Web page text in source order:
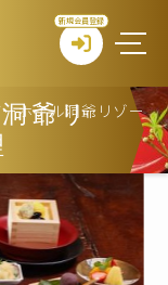
新規会員登録
爺リ
ホテル洞爺リゾー